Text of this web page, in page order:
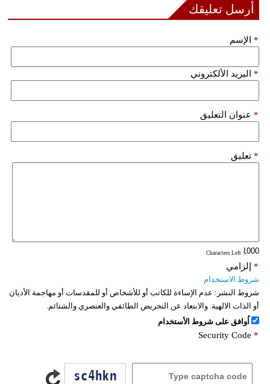
بيئة
أبراج
سيارات
أرسل تعليقك
الإسم *
البريد الألكتروني *
عنوان التعليق *
تعليق *
: Characters Left
إلزامي *
شروط الاستخدام
شروط النشر: عدم الإساءة للكاتب أو للأشخاص أو للمقدسات أو مهاجمة الأديان
أو الذات الالهية. والابتعاد عن التحريض الطائفي والعنصري والشتائم.
اُوافق على شروط الأستخدام
Security Code *